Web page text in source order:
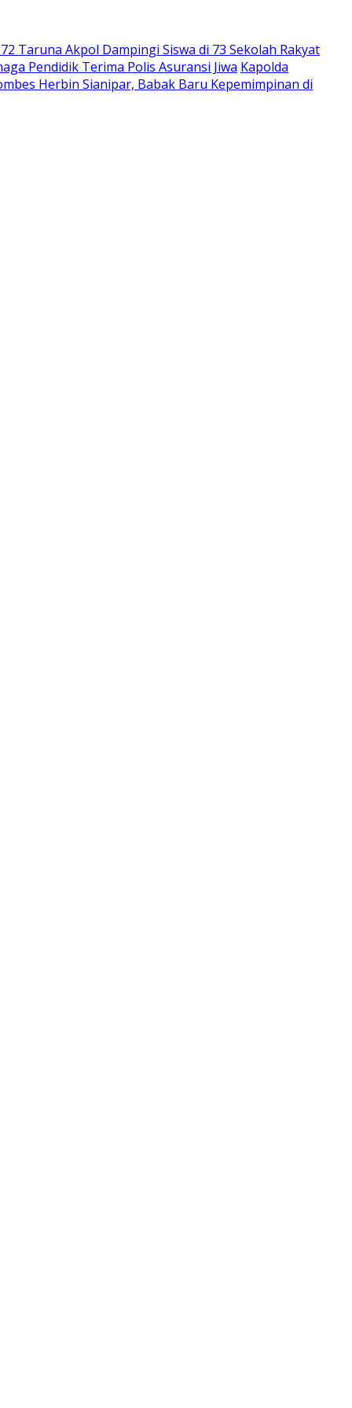
Taruna Akpol Dampingi Siswa di 73 Sekolah Rakyat
Pendidik Terima Polis Asuransi Jiwa Kapolda
Herbin Sianipar, Babak Baru Kepemimpinan di